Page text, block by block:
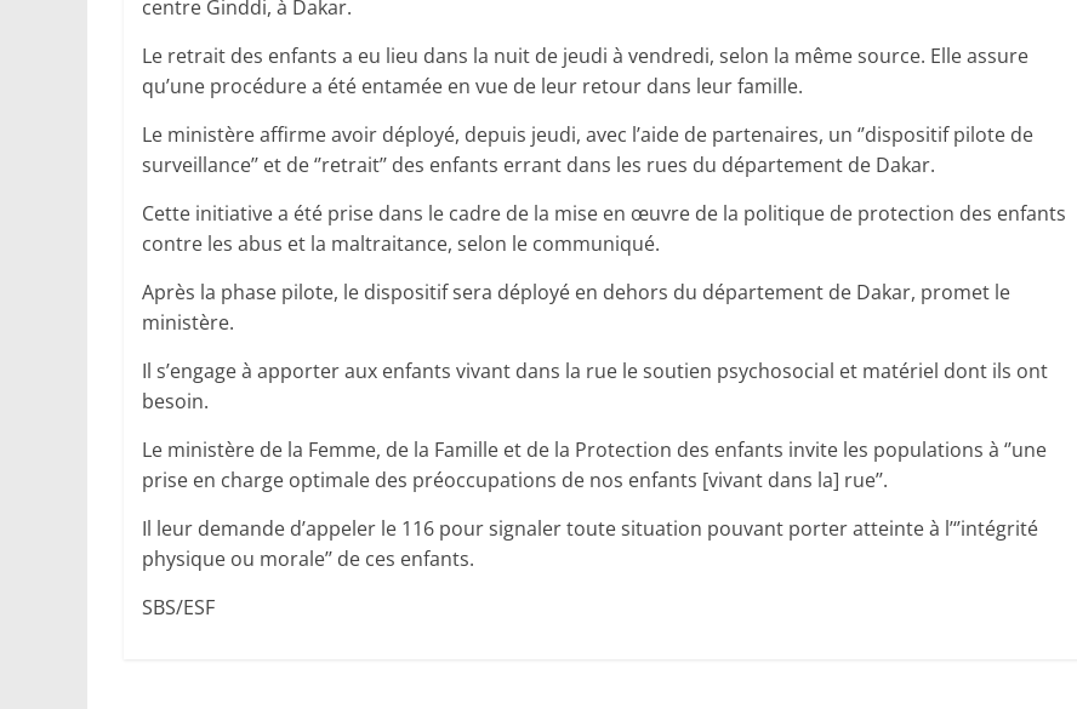
centre Ginddi, à Dakar.
Le retrait des enfants a eu lieu dans la nuit de jeudi à vendredi, selon la même source. Elle assure
qu’une procédure a été entamée en vue de leur retour dans leur famille.
Le ministère affirme avoir déployé, depuis jeudi, avec l’aide de partenaires, un ‘’dispositif pilote de
surveillance’’ et de ‘’retrait’’ des enfants errant dans les rues du département de Dakar.
Cette initiative a été prise dans le cadre de la mise en œuvre de la politique de protection des enfants
contre les abus et la maltraitance, selon le communiqué.
Après la phase pilote, le dispositif sera déployé en dehors du département de Dakar, promet le
ministère.
Il s’engage à apporter aux enfants vivant dans la rue le soutien psychosocial et matériel dont ils ont
besoin.
Le ministère de la Femme, de la Famille et de la Protection des enfants invite les populations à ‘’une
prise en charge optimale des préoccupations de nos enfants [vivant dans la] rue’’.
Il leur demande d’appeler le 116 pour signaler toute situation pouvant porter atteinte à l’‘’intégrité
physique ou morale’’ de ces enfants.
SBS/ESF